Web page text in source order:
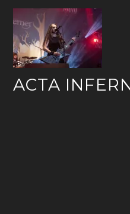
Skip
content
ACTA